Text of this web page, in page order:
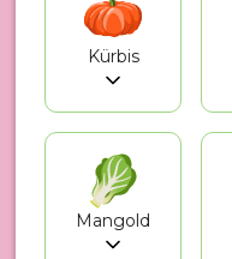
Kürbis
Mangold